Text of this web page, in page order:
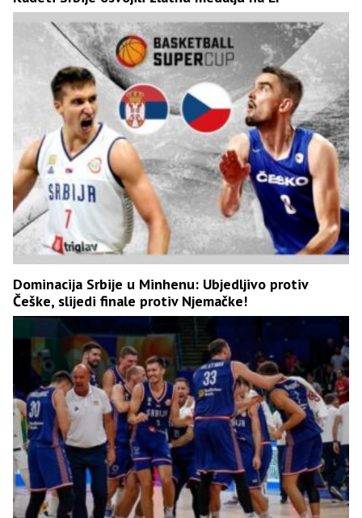
Dominacija Srbije u Minhenu: Ubjedljivo protiv
Češke, slijedi finale protiv Njemačke!